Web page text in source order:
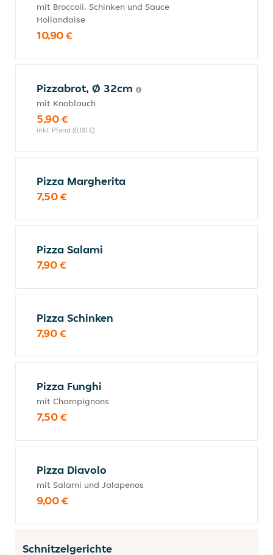
mit Broccoli, Schinken und Sauce
Hollandaise
10,90 €
Pizzabrot, Ø 32cm
mit Knoblauch
5,90 €
inkl. Pfand (0,00 €)
Pizza Margherita
7,50 €
Pizza Salami
7,90 €
Pizza Schinken
7,90 €
Pizza Funghi
mit Champignons
7,50 €
Pizza Diavolo
mit Salami und Jalapenos
9,00 €
Schnitzelgerichte